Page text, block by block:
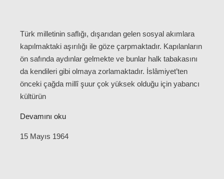
Türk milletinin saflığı, dışarıdan gelen sosyal akımlara
kapılmaktaki aşırılığı ile göze çarpmaktadır. Kapılanların
ön safında aydınlar gelmekte ve bunlar halk tabakasını
da kendileri gibi olmaya zorlamaktadır. İslâmiyet’ten
önceki çağda millî şuur çok yüksek olduğu için yabancı
kültürün
Devamını oku
15 Mayıs 1964